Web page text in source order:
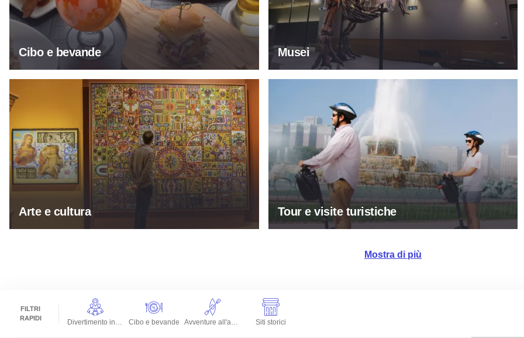
Cibo e bevande Musei
Arte e cultura Tour e visite turistiche
Mostra di più
FILTRI
RAPIDI
Divertimento in famiglia Cibo e bevande Avventure all'aperto Siti storici